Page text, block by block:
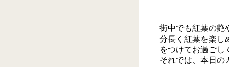
街中でも紅葉の艶
分長く紅葉を楽し
をつけてお過ごし
それでは、本日の